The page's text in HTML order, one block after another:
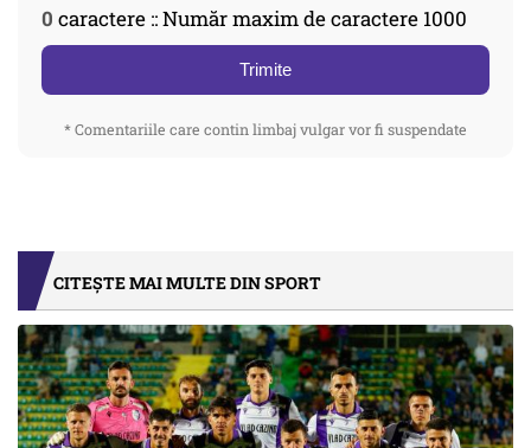
0 caractere :: Număr maxim de caractere 1000
Trimite
* Comentariile care contin limbaj vulgar vor fi suspendate
CITEȘTE MAI MULTE DIN SPORT